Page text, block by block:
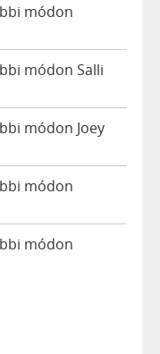
módon
módon Salli
módon Joey
módon
módon